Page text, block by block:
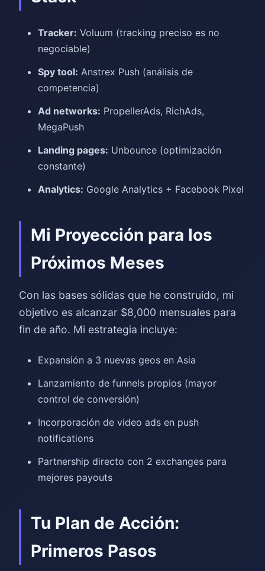
Tracker: Voluum (tracking preciso es no
negociable)
Spy tool: Anstrex Push (análisis de
competencia)
Ad networks: PropellerAds, RichAds,
MegaPush
Landing pages: Unbounce (optimización
constante)
Analytics: Google Analytics + Facebook Pixel
Mi Proyección para los
Próximos Meses
Con las bases sólidas que he construido, mi
objetivo es alcanzar $8,000 mensuales para
fin de año. Mi estrategia incluye:
Expansión a 3 nuevas geos en Asia
Lanzamiento de funnels propios (mayor
control de conversión)
Incorporación de video ads en push
notifications
Partnership directo con 2 exchanges para
mejores payouts
Tu Plan de Acción:
Primeros Pasos